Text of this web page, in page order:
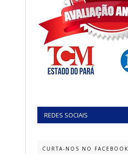
REDES SOCIAIS
CURTA-NOS NO FACEBOOK